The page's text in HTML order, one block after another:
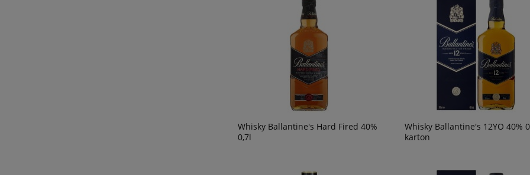
Whisky Ballantine's Hard Fired 40%
0,7l
Whisky Ballantine's 12YO 40%
karton